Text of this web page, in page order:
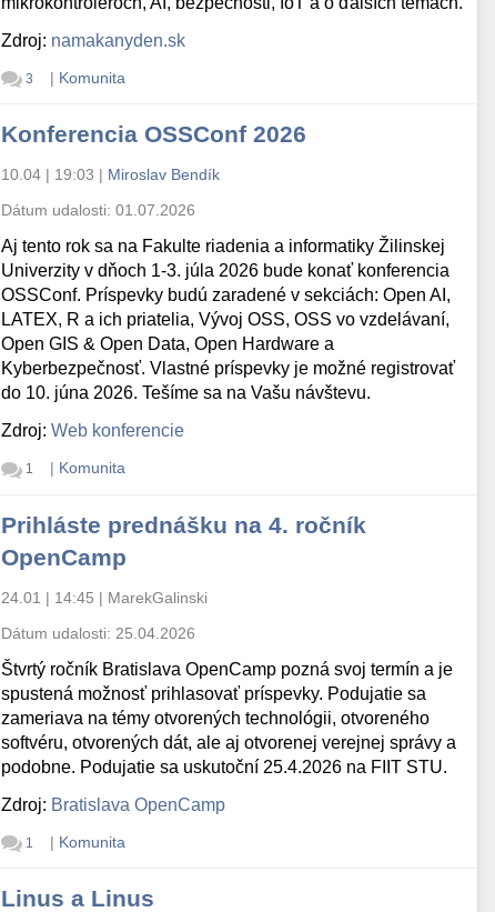
Zdroj: namakanyden.sk
3 | Komunita
Konferencia OSSConf 2026
10.04 | 19:03 | Miroslav Bendík
Dátum udalosti:01.07.2026
Aj tento rok sa na Fakulte riadenia a informatiky Žilinskej
Univerzity v dňoch 1-3. júla 2026 bude konať konferencia
OSSConf. Príspevky budú zaradené v sekciách: Open AI,
LATEX, R a ich priatelia, Vývoj OSS, OSS vo vzdelávaní,
Open GIS & Open Data, Open Hardware a
Kyberbezpečnosť. Vlastné príspevky je možné registrovať
do 10. júna 2026. Tešíme sa na Vašu návštevu.
Zdroj:Web konferencie
1 | Komunita
Prihláste prednášku na 4. ročník
OpenCamp
24.01 | 14:45 | MarekGalinski
Dátum udalosti: 25.04.2026
Štvrtý ročník Bratislava OpenCamp pozná svoj termín a je
spustená možnosť prihlasovať príspevky. Podujatie sa
zameriava na témy otvorených technológii, otvoreného
softvéru, otvorených dát, ale aj otvorenej verejnej správy a
podobne. Podujatie sa uskutoční 25.4.2026 na FIIT STU.
Zdroj: Bratislava OpenCamp
1 | Komunita
Linus a Linus